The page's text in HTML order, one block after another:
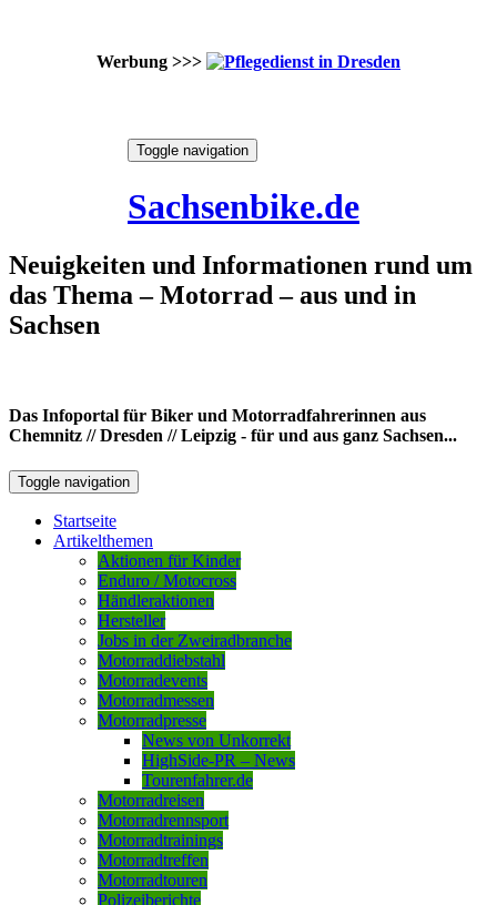
Werbung >>>
Toggle navigation
Sachsenbike.de
Neuigkeiten und Informationen rund um
das Thema – Motorrad – aus und in
Sachsen
Das Infoportal für Biker und Motorradfahrerinnen aus
Chemnitz // Dresden // Leipzig - für und aus ganz Sachsen...
Toggle navigation
Startseite
Artikelthemen
Aktionen für Kinder
Enduro / Motocross
Händleraktionen
Hersteller
Jobs in der Zweiradbranche
Motorraddiebstahl
Motorradevents
Motorradmessen
Motorradpresse
News von Unkorrekt
HighSide-PR – News
Tourenfahrer.de
Motorradreisen
Motorradrennsport
Motorradtrainings
Motorradtreffen
Motorradtouren
Polizeiberichte